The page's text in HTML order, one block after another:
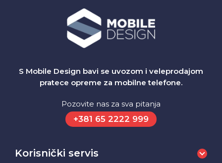
S Mobile Design bavi se uvozom i veleprodajom
pratece opreme za mobilne telefone.
Pozovite nas za sva pitanja
+381 65 2222 999
Korisnički servis